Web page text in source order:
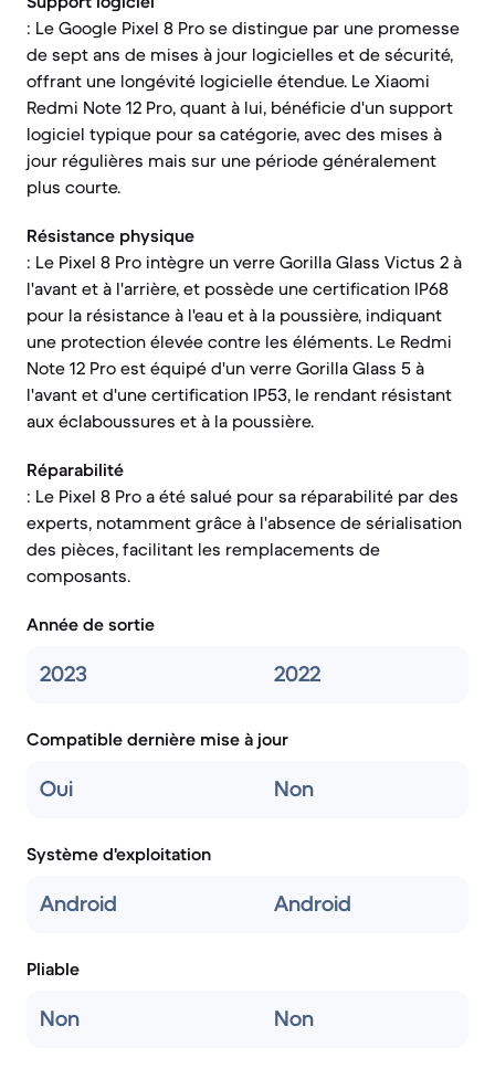
: Le Google Pixel 8 Pro se distingue par une promesse
de sept ans de mises à jour logicielles et de sécurité,
offrant une longévité logicielle étendue. Le Xiaomi
Redmi Note 12 Pro, quant à lui, bénéficie d'un support
logiciel typique pour sa catégorie, avec des mises à
jour régulières mais sur une période généralement
plus courte.
Résistance physique
: Le Pixel 8 Pro intègre un verre Gorilla Glass Victus 2 à
l'avant et à l'arrière, et possède une certification IP68
pour la résistance à l'eau et à la poussière, indiquant
une protection élevée contre les éléments. Le Redmi
Note 12 Pro est équipé d'un verre Gorilla Glass 5 à
l'avant et d'une certification IP53, le rendant résistant
aux éclaboussures et à la poussière.
Réparabilité
: Le Pixel 8 Pro a été salué pour sa réparabilité par des
experts, notamment grâce à l'absence de sérialisation
des pièces, facilitant les remplacements de
composants.
Année de sortie
2023 2022
Compatible dernière mise à jour
Oui Non
Système d'exploitation
Android Android
Pliable
Non Non